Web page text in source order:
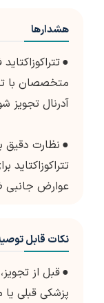
هشدارها
●
متخصصان با
آدرنال تجویز
● نظارت دقیق
تتراکوزاکتاید
عوارض
نکات قابل
●قبل از
پزشکی قبلی